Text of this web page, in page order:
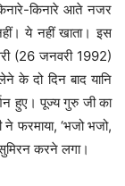
किनारे आते नजर
ये नहीं खाता। इस
(26 जनवरी 1992)
के दो दिन बाद यानि
हुए। पूज्य गुरु जी का
फरमाया, ‘भजो भजो,
करने लगा।